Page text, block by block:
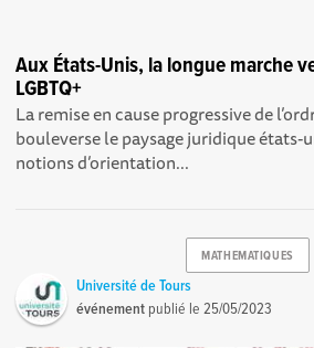
Aux États-Unis, la longue marche
LGBTQ+
La remise en cause progressive de
bouleverse le paysage juridique états-
notions d’orientation...
MATHEMATIQUES
Université de Tours
événement publié le25/05/2023